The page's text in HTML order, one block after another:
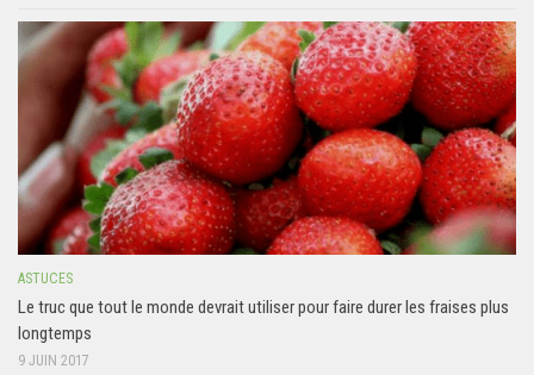
ASTUCES
Le truc que tout le monde devrait utiliser pour faire durer les fraises plus
longtemps
9 JUIN 2017